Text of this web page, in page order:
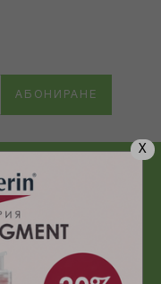
X
АБОНИРАНЕ
С: